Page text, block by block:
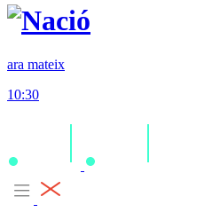
ara mateix
10:30